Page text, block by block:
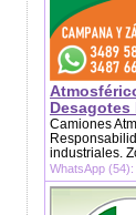
Camiones
industriales.
WhatsApp